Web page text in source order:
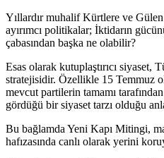
Yıllardır muhalif Kürtlere ve Gülen
ayırımcı politikalar; İktidarın
çabasından başka ne olabilir?
Esas olarak kutuplaştırıcı siyaset,
stratejisidir. Özellikle 15 Temmuz
mevcut partilerin tamamı
gördüğü bir siyaset tarzı olduğu
Bu bağlamda Yeni Kapı Mitingi,
hafızasında canlı olarak yerini